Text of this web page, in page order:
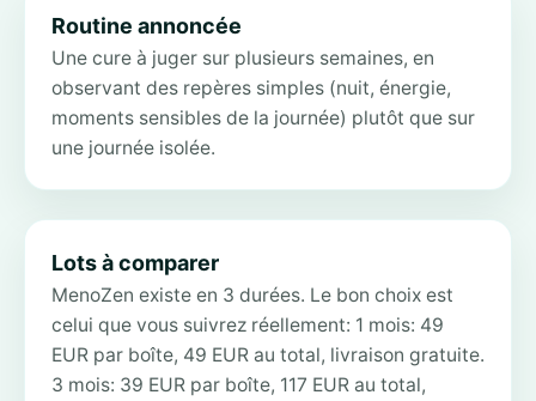
Routine annoncée
Une cure à juger sur plusieurs semaines, en
observant des repères simples (nuit, énergie,
moments sensibles de la journée) plutôt que sur
une journée isolée.
Lots à comparer
MenoZen existe en 3 durées. Le bon choix est
celui que vous suivrez réellement: 1 mois: 49
EUR par boîte, 49 EUR au total, livraison gratuite.
3 mois: 39 EUR par boîte, 117 EUR au total,